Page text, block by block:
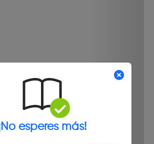
esperes más!